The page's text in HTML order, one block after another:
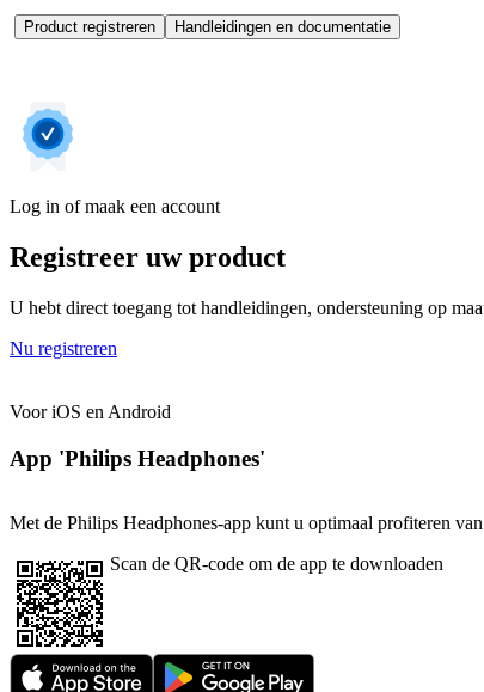
Product registreren Handleidingen en documentatie
Log in of maak een account
Registreer uw product
U hebt direct toegang tot handleidingen, ondersteuning op
Nu registreren
Voor iOS en Android
App 'Philips Headphones'
Met de Philips Headphones-app kunt u optimaal profiteren
Scan de QR-code om de app te downloaden